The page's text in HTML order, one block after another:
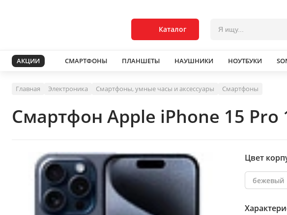
Каталог
АКЦИИ СМАРТФОНЫ ПЛАНШЕТЫ НАУШНИКИ НОУТБУКИ
Главная Электроника Смартфоны, умные часы и аксессуары Смартфоны
Смартфон Apple iPhone 15 Pro
Цвет
бежевый